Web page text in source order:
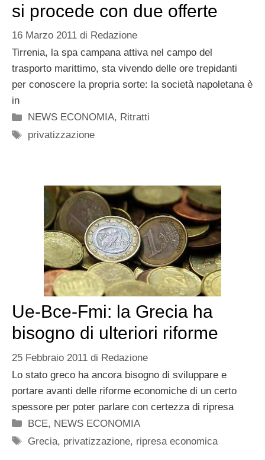
si procede con due offerte
16 Marzo 2011 di Redazione
Tirrenia, la spa campana attiva nel campo del
trasporto marittimo, sta vivendo delle ore trepidanti
per conoscere la propria sorte: la società napoletana è
in
Categorie
NEWS ECONOMIA, Ritratti
Tag
privatizzazione
Ue-Bce-Fmi: la Grecia ha
bisogno di ulteriori riforme
25 Febbraio 2011 di Redazione
Lo stato greco ha ancora bisogno di sviluppare e
portare avanti delle riforme economiche di un certo
spessore per poter parlare con certezza di ripresa
Categorie
BCE, NEWS ECONOMIA
Tag
Grecia, privatizzazione, ripresa economica